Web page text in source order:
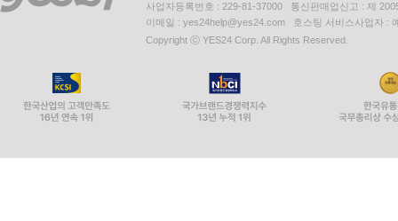
사업자등록번호 : 229-81-37000 통신판매업신고 : 제
이메일 : yes24help@yes24.com 호스팅 서비스사업자 :
Copyright ⓒ YES24 Corp. All Rights Reserved.